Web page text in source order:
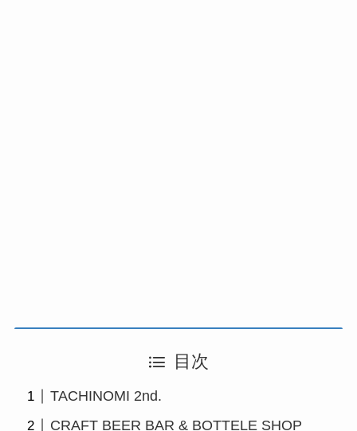
目次
TACHINOMI 2nd.
CRAFT BEER BAR & BOTTELE SHOP